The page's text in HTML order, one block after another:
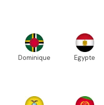
Dominique Egypte